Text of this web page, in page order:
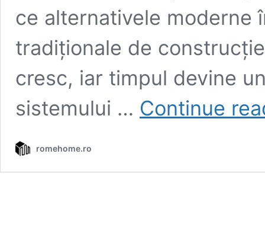
ce alternativele moderne
tradiționale de
cresc, iar timpul devine
sistemului … Continue
romehome.ro